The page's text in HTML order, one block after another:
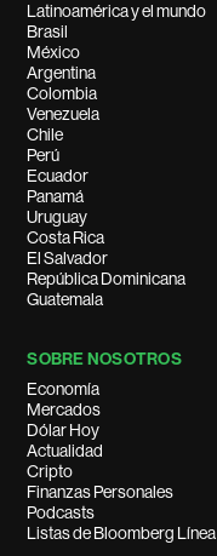
Latinoamérica y el mundo
Brasil
México
Argentina
Colombia
Venezuela
Chile
Perú
Ecuador
Panamá
Uruguay
Costa Rica
El Salvador
República Dominicana
Guatemala
SOBRE NOSOTROS
Economía
Mercados
Dólar Hoy
Actualidad
Cripto
Finanzas Personales
Podcasts
Listas de Bloomberg Línea